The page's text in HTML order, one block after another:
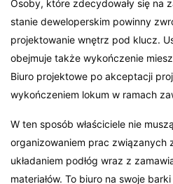
Osoby, które zdecydowały się na
stanie deweloperskim powinny
projektowanie wnętrz pod klucz.
obejmuje także wykończenie
Biuro projektowe po akceptacji
wykończeniem lokum w ramach
W ten sposób właściciele nie
organizowaniem prac związanych
układaniem podłóg wraz z
materiałów. To biuro na swoje